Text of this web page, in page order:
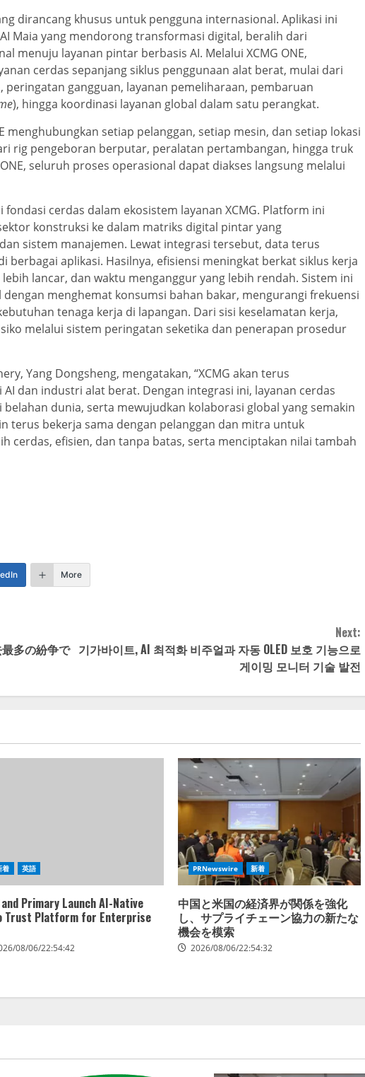
dirancang khusus untuk pengguna internasional. Aplikasi ini
Maia yang mendorong transformasi digital, beralih dari
menuju layanan pintar berbasis AI. Melalui XCMG ONE,
cerdas sepanjang siklus penggunaan alat berat, mulai dari
gangguan, layanan pemeliharaan, pembaruan
), hingga koordinasi layanan global dalam satu perangkat.
menghubungkan setiap pelanggan, setiap mesin, dan setiap lokasi
rig pengeboran berputar, peralatan pertambangan, hingga truk
seluruh proses operasional dapat diakses langsung melalui
fondasi cerdas dalam ekosistem layanan XCMG. Platform ini
konstruksi ke dalam matriks digital pintar yang
sistem manajemen. Lewat integrasi tersebut, data terus
berbagai aplikasi. Hasilnya, efisiensi meningkat berkat siklus kerja
lancar, dan waktu menganggur yang lebih rendah. Sistem ini
menghemat konsumsi bahan bakar, mengurangi frekuensi
tenaga kerja di lapangan. Dari sisi keselamatan kerja,
melalui sistem peringatan seketika dan penerapan prosedur
Yang Dongsheng, mengatakan, “XCMG akan terus
dan industri alat berat. Dengan integrasi ini, layanan cerdas
dunia, serta mewujudkan kolaborasi global yang semakin
terus bekerja sama dengan pelanggan dan mitra untuk
cerdas, efisien, dan tanpa batas, serta menciptakan nilai tambah
More
多の紛争で
Next:
기가바이트, AI 최적화 비주얼과 자동 OLED 보호 기능으로
게이밍 모니터 기술 발전
着 英語
and Primary Launch AI-Native
Trust Platform for Enterprise
08/06/22:54:42
PRNewswire 新着
中国と米国の経済界が関係を強化
し、サプライチェーン協力の新たな
機会を模索
2026/08/06/22:54:32